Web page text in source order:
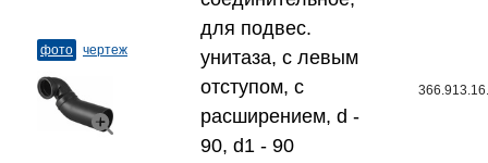
фото чертеж
для подвес.
унитаза, с левым
отступом, с
расширением, d -
90, d1 - 90